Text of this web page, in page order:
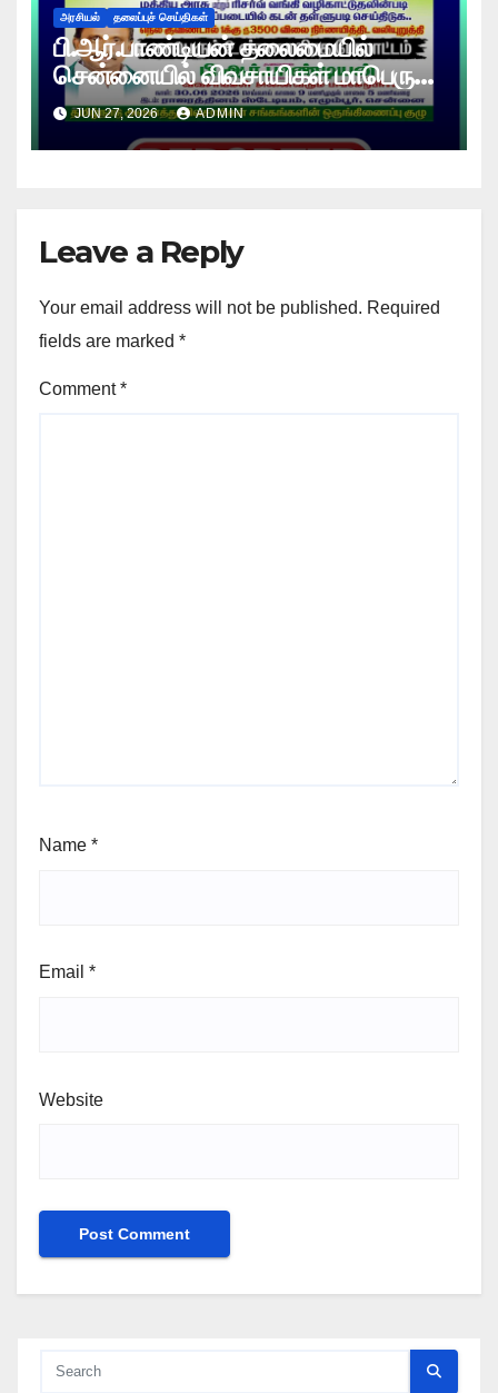
அரசியல் தலைப்புச் செய்திகள்
பி.ஆர்.பாண்டியன் தலைமையில்
சென்னையில் விவசாயிகள் மாபெரும்
உண்ணாவிரத போராட்டம் !
JUN 27, 2026 ADMIN
Leave a Reply
Your email address will not be published. Required
fields are marked *
Comment*
Name *
Email *
Website